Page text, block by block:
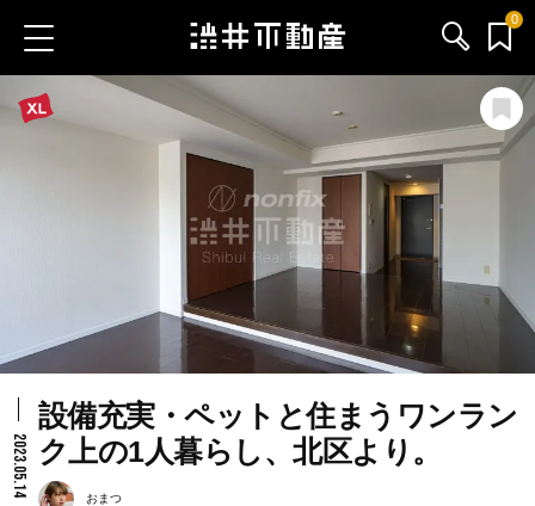
0
お気に入り物件
サービス内容
渋井不動産のメンバー
会社情報
2023.05.14
設備充実・ペットと住まうワンラン
ク上の1人暮らし、北区より。
おまつ